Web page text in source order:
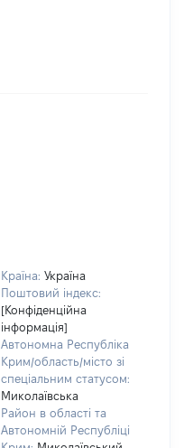
Країна: Україна
Поштовий індекс:
[Конфіденційна
інформація]
Автономна Республіка
Крим/область/місто зі
спеціальним статусом:
Миколаївська
Район в області та
Автономній Республіці